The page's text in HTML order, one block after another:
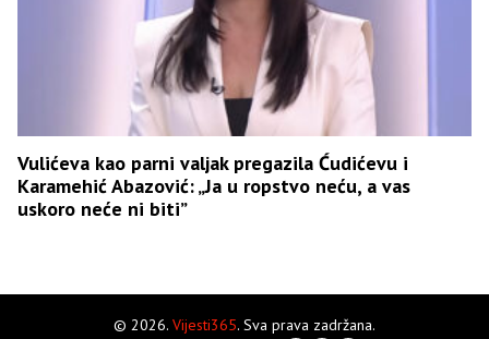
Vulićeva kao parni valjak pregazila Ćudićevu i
Karamehić Abazović: „Ja u ropstvo neću, a vas
uskoro neće ni biti”
© 2026. Vijesti365. Sva prava zadržana.